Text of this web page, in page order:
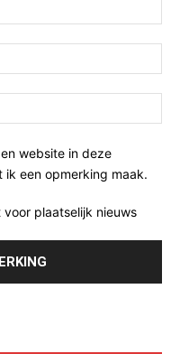
website in deze
een opmerking maak.
plaatselijk nieuws